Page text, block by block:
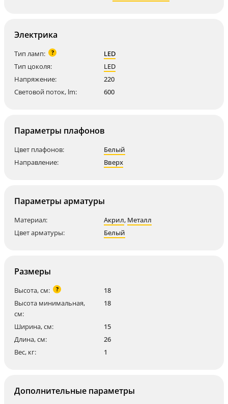
Электрика
Тип ламп: ?
LED
Тип цоколя:
LED
Напряжение:
220
Световой поток, lm:
600
Параметры плафонов
Цвет плафонов:
Белый
Направление:
Вверх
Параметры арматуры
Материал: Акрил, Металл
Цвет арматуры:
Белый
Размеры
Высота, см: ?
18
Высота минимальная,
см:
18
Ширина, см:
15
Длина, см:
26
Вес, кг:
1
Дополнительные параметры